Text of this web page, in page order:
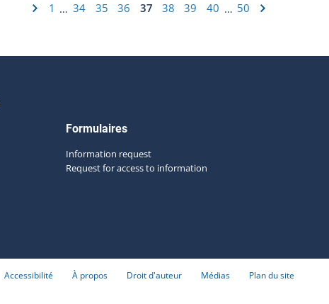
1 … 34 35 36 37 38 39 40 … 50
Formulaires
Information request
Request for access to information
Accessibilité À propos Droit d'auteur Médias Plan du site